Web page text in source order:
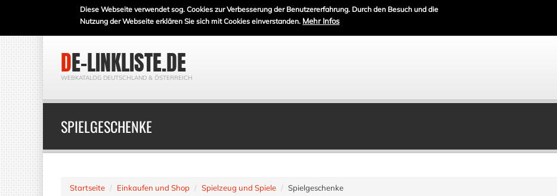
Diese Webseite verwendet sog. Cookies zur Verbesserung der Benutzererfahrung. Durch den Besuch und die
Nutzung der Webseite erklären Sie sich mit Cookies einverstanden. Mehr Infos
DE-LINKLISTE.DE
WEBKATALOG DEUTSCHLAND & ÖSTERREICH
SPIELGESCHENKE
Startseite Einkaufen und Shop Spielzeug und Spiele Spielgeschenke